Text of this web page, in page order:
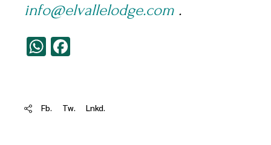
info@elvallelodge.com .
WhatsApp
Fb. Tw. Lnkd.